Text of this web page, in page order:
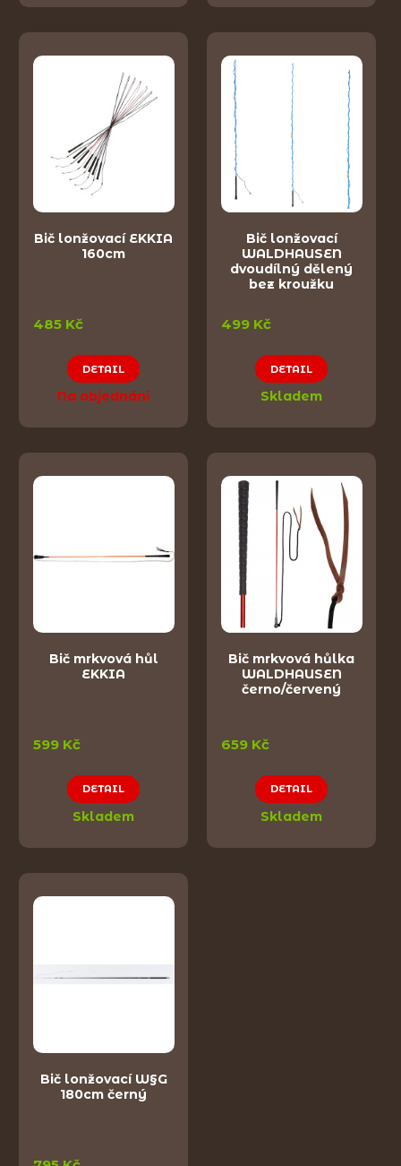
Bič lonžovací EKKIA
160cm
485 Kč
DETAIL
Na objednání
Bič lonžovací
WALDHAUSEN
dvoudílný dělený
bez kroužku
499 Kč
DETAIL
Skladem
Bič mrkvová hůl
EKKIA
599 Kč
DETAIL
Skladem
Bič mrkvová hůlka
WALDHAUSEN
černo/červený
659 Kč
DETAIL
Skladem
Bič lonžovací W§G
180cm černý